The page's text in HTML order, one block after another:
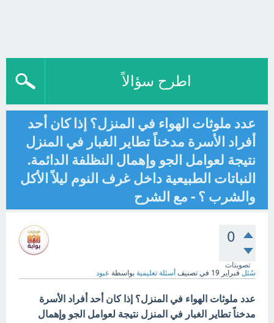
اطرح سؤالاً
عدد ملوثات الهواء في المنزل؟ إذا كان أحد
أفراد الأسرة مدخناً تطاير الغبار في المنزل
نتيجة لعوامل الجو وإهمال النظلفة الدائمة.
النباتات الطبيعية داخل غرف النوم ليلاً الأكل
والشرب ؟ - مع الشرح
0
تصويتات
سُئل فبراير 19 في تصنيف أسئلة تعليمية بواسطة عبود
عدد ملوثات الهواء في المنزل؟ إذا كان أحد أفراد الأسرة
مدخناً تطاير الغبار في المنزل نتيجة لعوامل الجو وإهمال